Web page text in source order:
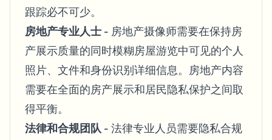
跟踪必不可少。
房地产专业人士 - 房地产摄像师需要在保持房
产展示质量的同时模糊房屋游览中可见的个人
照片、文件和身份识别详细信息。房地产内容
需要在全面的房产展示和居民隐私保护之间取
得平衡。
法律和合规团队 - 法律专业人员需要隐私合规